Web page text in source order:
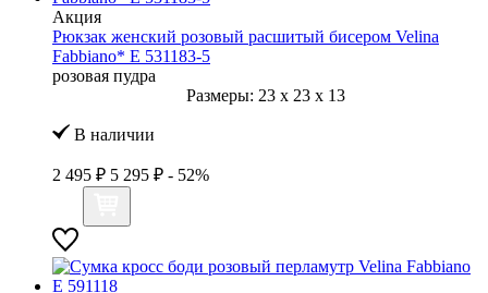
Акция
Рюкзак женский розовый расшитый бисером Velina
Fabbiano* E 531183-5
розовая пудра
Размеры: 23 x 23 x 13
В наличии
2 495 ₽ 5 295 ₽ - 52%